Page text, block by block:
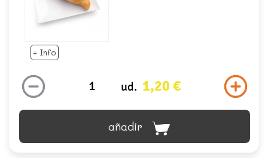
+ Info
ud. 1,20 €
añadir